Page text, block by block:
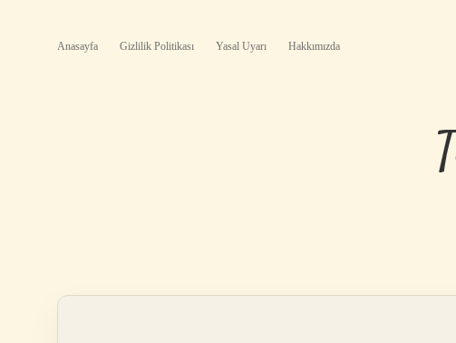
Anasayfa Gizlilik Politikası Yasal Uyarı Hakkımızda